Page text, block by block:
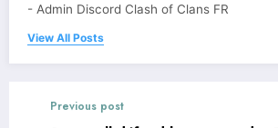
- Admin Discord Clash of Clans FR
View All Posts
Previous post